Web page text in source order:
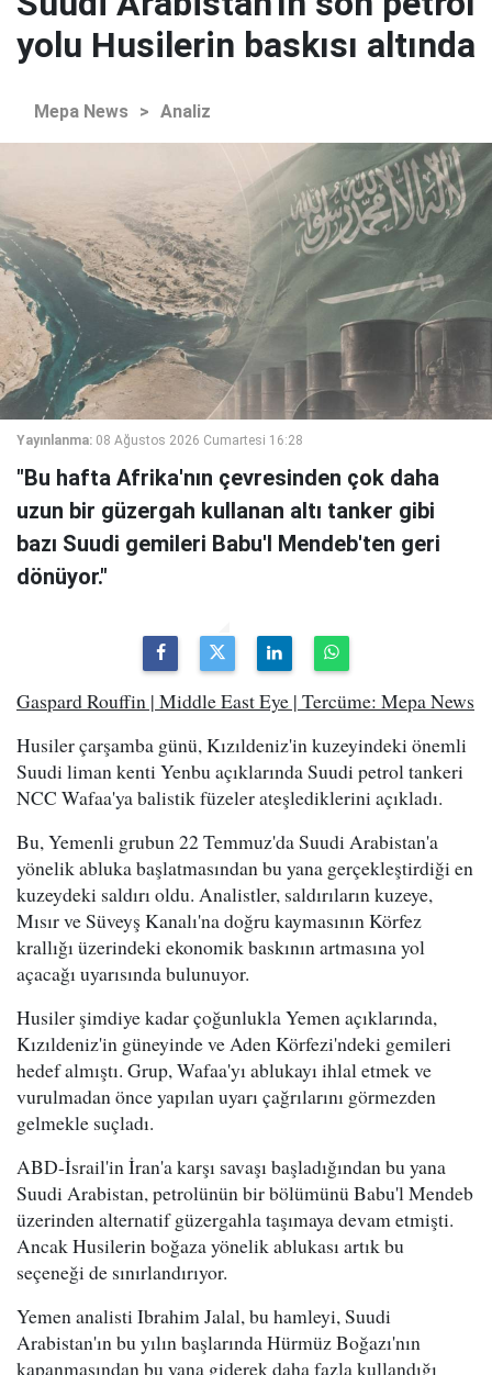
yolu Husilerin baskısı altında
Mepa News > Analiz
Yayınlanma: 08 Ağustos 2026 Cumartesi 16:28
"Bu hafta Afrika'nın çevresinden çok daha
uzun bir güzergah kullanan altı tanker gibi
bazı Suudi gemileri Babu'l Mendeb'ten geri
dönüyor."
Gaspard Rouffin | Middle East Eye | Tercüme: Mepa News
Husiler çarşamba günü, Kızıldeniz'in kuzeyindeki önemli
Suudi liman kenti Yenbu açıklarında Suudi petrol tankeri
NCC Wafaa'ya balistik füzeler ateşlediklerini açıkladı.
Bu, Yemenli grubun 22 Temmuz'da Suudi Arabistan'a
yönelik abluka başlatmasından bu yana gerçekleştirdiği en
kuzeydeki saldırı oldu. Analistler, saldırıların kuzeye,
Mısır ve Süveyş Kanalı'na doğru kaymasının Körfez
krallığı üzerindeki ekonomik baskının artmasına yol
açacağı uyarısında bulunuyor.
Husiler şimdiye kadar çoğunlukla Yemen açıklarında,
Kızıldeniz'in güneyinde ve Aden Körfezi'ndeki gemileri
hedef almıştı. Grup, Wafaa'yı ablukayı ihlal etmek ve
vurulmadan önce yapılan uyarı çağrılarını görmezden
gelmekle suçladı.
ABD-İsrail'in İran'a karşı savaşı başladığından bu yana
Suudi Arabistan, petrolünün bir bölümünü Babu'l Mendeb
üzerinden alternatif güzergahla taşımaya devam etmişti.
Ancak Husilerin boğaza yönelik ablukası artık bu
seçeneği de sınırlandırıyor.
Yemen analisti Ibrahim Jalal, bu hamleyi, Suudi
Arabistan'ın bu yılın başlarında Hürmüz Boğazı'nın
kapanmasından bu yana giderek daha fazla kullandığı